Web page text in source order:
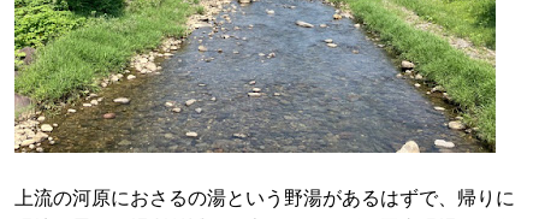
上流の河原におさるの湯という野湯があるはずで、帰りに